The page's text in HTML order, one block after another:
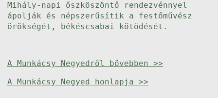
Mihály-napi őszköszöntő rendezvénnyel
ápolják és népszerűsítik a festőművész
örökségét, békéscsabai kötődését.
A Munkácsy Negyedről bővebben >>
A Munkácsy Negyed honlapja >>